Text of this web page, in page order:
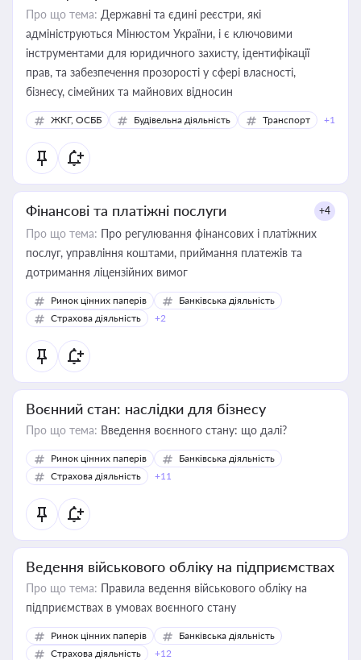
Про що тема: Державні та єдині реєстри, які
адмініструються Мінюстом України, і є ключовими
інструментами для юридичного захисту, ідентифікації
прав, та забезпечення прозорості у сфері власності,
бізнесу, сімейних та майнових відносин
ЖКГ, ОСББ Будівельна діяльність Транспорт +1
Фінансові та платіжні послуги +4
Про що тема: Про регулювання фінансових і платіжних
послуг, управління коштами, приймання платежів та
дотримання ліцензійних вимог
Ринок цінних паперів
Банківська діяльність
Страхова діяльність
+2
Воєнний стан: наслідки для бізнесу
Про що тема: Введення воєнного стану: що далі?
Ринок цінних паперів
Банківська діяльність
Страхова діяльність
+11
Ведення військового обліку на підприємствах
Про що тема: Правила ведення військового обліку на
підприємствах в умовах воєнного стану
Ринок цінних паперів
Банківська діяльність
Страхова діяльність
+12